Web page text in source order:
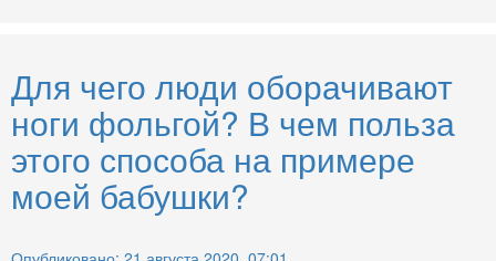
Для чего люди оборачивают
ноги фольгой? В чем польза
этого способа на примере
моей бабушки?